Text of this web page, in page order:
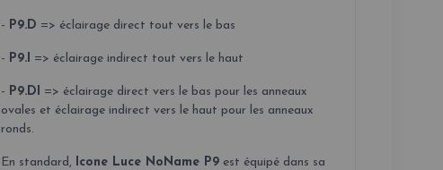
- P9.D => éclairage direct tout vers le bas
- P9.I => éclairage indirect tout vers le haut
- P9.DI
=> éclairage direct vers le bas pour les anneaux
ovales et éclairage indirect vers le haut pour les anneaux
ronds.
En standard, Icone Luce NoName P9est équipé dans sa